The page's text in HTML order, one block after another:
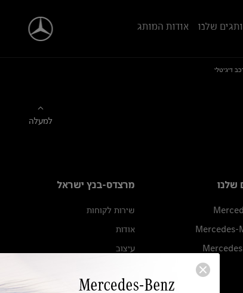
שלנו אודות המותג
דיגיטלי
למעלה
שלנו
Mercedes-
מרצדס-בנץ ישראל
שירות לקוחות
אודות
עיצוב
מגזין מרצדס-בנץ